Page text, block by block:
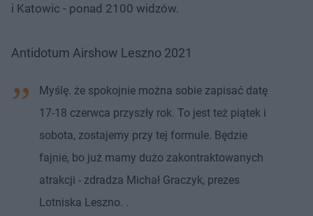
i Katowic - ponad 2100 widzów.
Antidotum Airshow Leszno 2021
Myślę. że spokojnie można sobie zapisać datę
17-18 czerwca przyszły rok. To jest też piątek i
sobota, zostajemy przy tej formule. Będzie
fajnie, bo już mamy dużo zakontraktowanych
atrakcji - zdradza Michał Graczyk, prezes
Lotniska Leszno. .